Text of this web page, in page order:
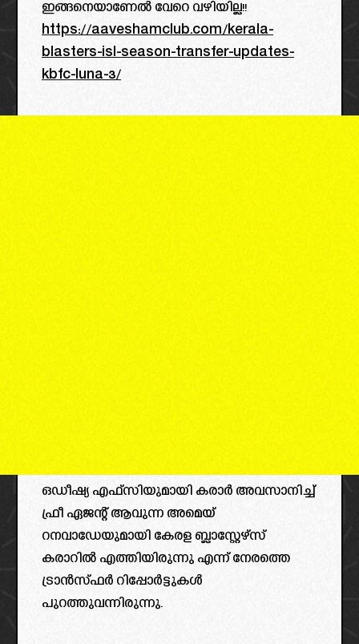
ഇങ്ങനെയാണേൽ വേറെ വഴിയില്ല!!
https://aaveshamclub.com/kerala-
blasters-isl-season-transfer-updates-
kbfc-luna-3/
ഒഡീഷ്യ എഫ്സിയുമായി കരാർ അവസാനിച്ച്
ഫ്രീ ഏജന്റ് ആവുന്ന അമെയ്
റനവാഡേയുമായി കേരള ബ്ലാസ്റ്റേഴ്സ്
കരാറിൽ എത്തിയിരുന്നു എന്ന് നേരത്തെ
ട്രാൻസ്ഫർ റിപ്പോർട്ടുകൾ
പുറത്തുവന്നിരുന്നു.